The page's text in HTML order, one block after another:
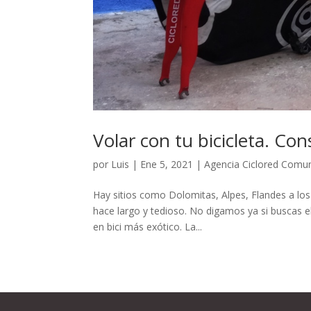
Volar con tu bicicleta.
por Luis | Ene 5, 2021 |Agencia Ciclored
Hay sitios como Dolomitas, Alpes, Flandes a
hace largo y tedioso. No digamos ya si buscas
en bici más exótico. La...